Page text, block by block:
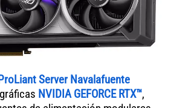
Server Navalafuente
NVIDIA GEFORCE RTX™,